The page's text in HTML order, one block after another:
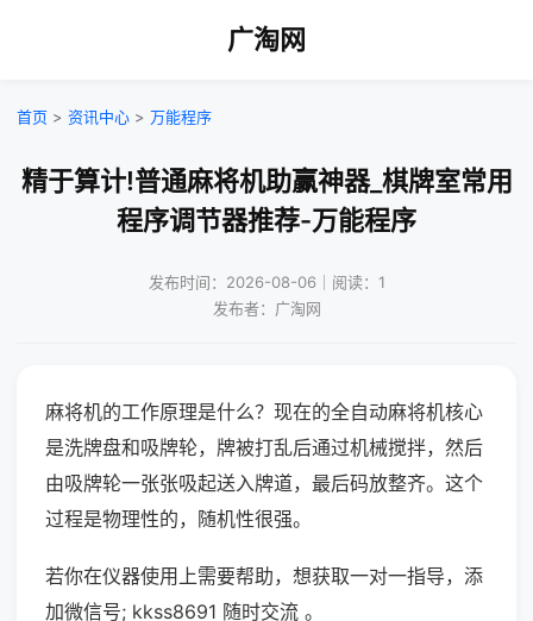
广淘网
首页 > 资讯中心 > 万能程序
精于算计!普通麻将机助赢神器_棋牌室常用
程序调节器推荐-万能程序
发布时间：2026-08-06｜阅读：1
发布者：广淘网
麻将机的工作原理是什么？现在的全自动麻将机核心
是洗牌盘和吸牌轮，牌被打乱后通过机械搅拌，然后
由吸牌轮一张张吸起送入牌道，最后码放整齐。这个
过程是物理性的，随机性很强。
若你在仪器使用上需要帮助，想获取一对一指导，添
加微信号; kkss8691 随时交流 。